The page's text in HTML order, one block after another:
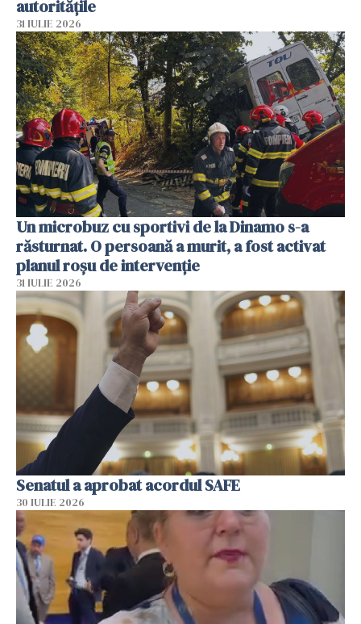
autoritățile
31 IULIE 2026
Un microbuz cu sportivi de la Dinamo s-a
răsturnat. O persoană a murit, a fost activat
planul roșu de intervenție
31 IULIE 2026
Senatul a aprobat acordul SAFE
30 IULIE 2026